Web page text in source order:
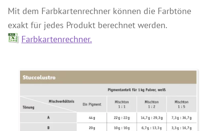
Untergrundbehandlung
Kaseinfarben
Lehmfarben
Silikatfarben
Leimfarbe
Wandlasuren
Kontakt & Beratung
Preise & Vertrieb
Prospekte & Bücher
Referenzen
Search
for:
Mit dem Farbkartenrechner können die Farbtöne
exakt für jedes Produkt berechnet werden.
Farbkartenrechner.